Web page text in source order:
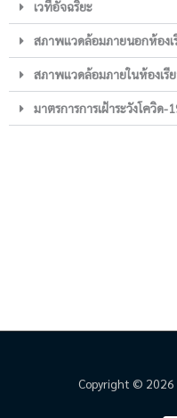
เวทีอัจฉริยะ
สภาพแวดล้อมภายนอกห้องเ
สภาพแวดล้อมภายในห้องเรี
มาตรการการเฝ้าระวังโควิด-
Copyright © 2026